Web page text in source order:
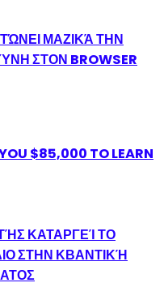
ΜΑΖΙΚΆ ΤΗΝ
ΣΤΟΝ BROWSER
$85,000 TO LEARN
ΚΑΤΑΡΓΕΊ ΤΟ
ΣΤΗΝ ΚΒΑΝΤΙΚΉ